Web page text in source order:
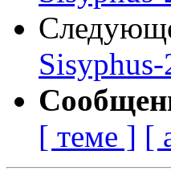
[ теме ] [